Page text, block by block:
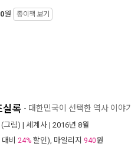
원 종이책 보기
실록 - 대한민국이 선택한 역사 이야기
(그림) | 세계사 | 2016년 8월
비 24% 할인), 마일리지 940원